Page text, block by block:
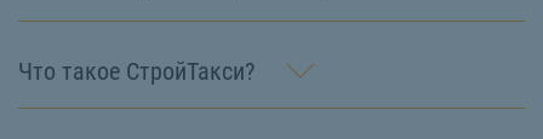
Что такое СтройТакси?